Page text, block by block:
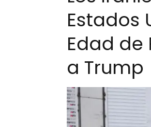
Estados
Edad de
a Trump